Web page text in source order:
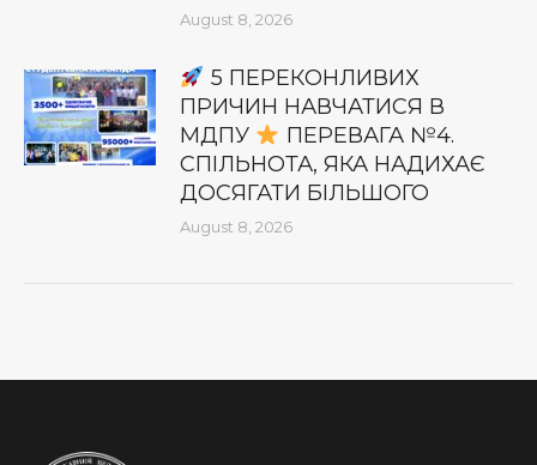
August 8, 2026
5 ПЕРЕКОНЛИВИХ
ПРИЧИН НАВЧАТИСЯ В
МДПУ
ПЕРЕВАГА №4.
СПІЛЬНОТА, ЯКА НАДИХАЄ
ДОСЯГАТИ БІЛЬШОГО
August 8, 2026